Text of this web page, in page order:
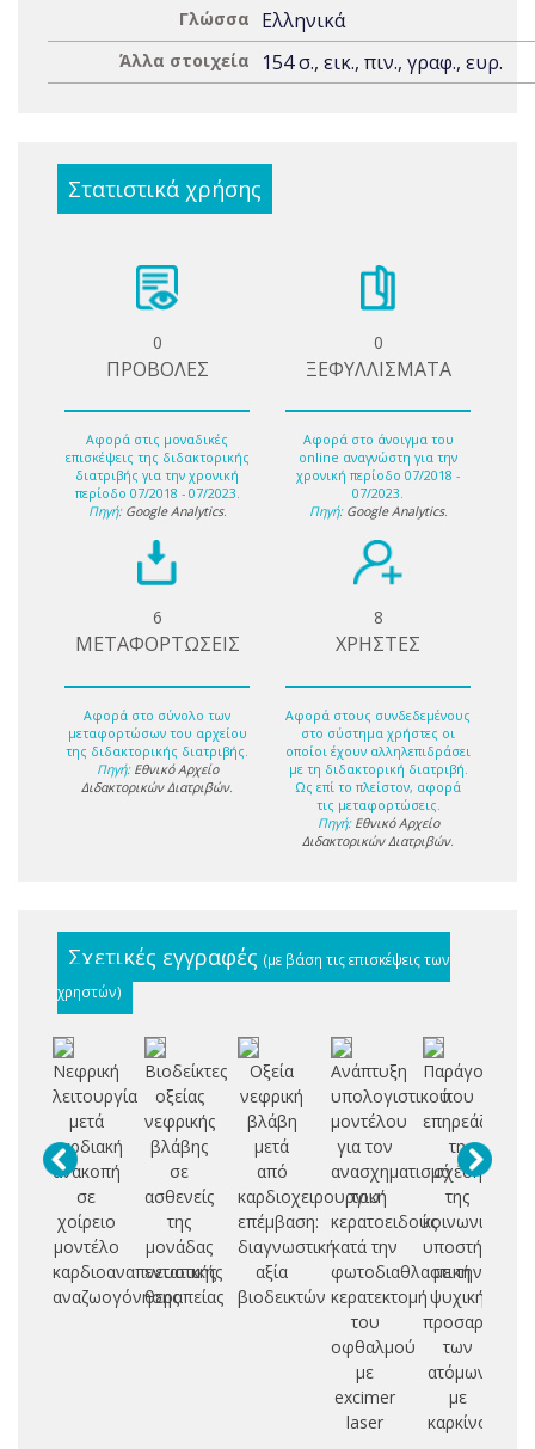
Γλώσσα Ελληνικά
Άλλα στοιχεία 154 σ., εικ., πιν., γραφ., ευρ.
Στατιστικά χρήσης
0
ΠΡΟΒΟΛΕΣ
Αφορά στις μοναδικές
επισκέψεις της διδακτορικής
διατριβής για την χρονική
περίοδο 07/2018 - 07/2023.
Πηγή: Google Analytics.
0
ΞΕΦΥΛΛΙΣΜΑΤΑ
Αφορά στο άνοιγμα του
online αναγνώστη για την
χρονική περίοδο 07/2018 -
07/2023.
Πηγή: Google Analytics.
6
ΜΕΤΑΦΟΡΤΩΣΕΙΣ
Αφορά στο σύνολο των
μεταφορτώσων του αρχείου
της διδακτορικής διατριβής.
Πηγή: Εθνικό Αρχείο
Διδακτορικών Διατριβών.
8
ΧΡΗΣΤΕΣ
Αφορά στους συνδεδεμένους
στο σύστημα χρήστες οι
οποίοι έχουν αλληλεπιδράσει
με τη διδακτορική διατριβή.
Ως επί το πλείστον, αφορά
τις μεταφορτώσεις.
Πηγή: Εθνικό Αρχείο
Διδακτορικών Διατριβών.
Σχετικές εγγραφές (με βάση τις επισκέψεις των
χρηστών)
Νεφρική
λειτουργία
μετά
καρδιακή
ανακοπή
σε
χοίρειο
μοντέλο
καρδιοαναπνευστικής
αναζωογόνησης
Βιοδείκτες
οξείας
νεφρικής
βλάβης
σε
ασθενείς
της
μονάδας
εντατικής
θεραπείας
Οξεία
νεφρική
βλάβη
μετά
από
καρδιοχειρουργική
επέμβαση:
διαγνωστική
αξία
βιοδεικτών
Ανάπτυξη
υπολογιστικού
μοντέλου
για τον
ανασχηματισμό
του
κερατοειδούς
κατά την
φωτοδιαθλαστική
κερατεκτομή
του
οφθαλμού
με
excimer
laser
Παράγοντες
που
επηρεάζουν
τη
σχέση
της
κοινωνικής
υποστήριξης
με την
ψυχική
προσαρμογή
των
ατόμων
με
καρκίνο